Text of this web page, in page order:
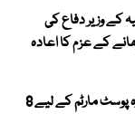
کے وزیر دفاع کی
کے عزم کا اعادہ
میر رضا علی کیس، قبر کشائی اور دوبارہ پوسٹ مارٹم کے لیے 8